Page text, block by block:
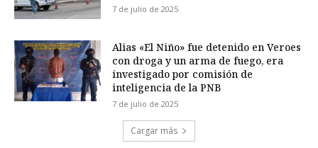
7 de julio de 2025
Alias «El Niño» fue detenido en Veroes
con droga y un arma de fuego, era
investigado por comisión de
inteligencia de la PNB
7 de julio de 2025
Cargar más